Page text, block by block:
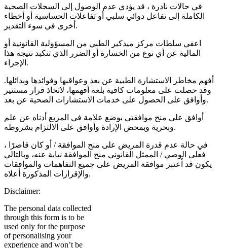
في حالات نادرة ، قد يؤدي عدم الوصول إلى السجلات الصحية
الكاملة إلى تفاعل دوائي سلبي أو تفاعلات الحساسية أو أخطاء
أخرى في سوء التقدير.
اعفي سلطات مركز ميدكير الطبي من المسؤولية القانونية أو
المالية عن أي نوع من الخسارة أو الضرر الذي تتكبد نتيجة هذا
الإجراء.
أفهم مخاطر الاستشارة الطبية عن بعد وعواقبها وفوائدها وبدائلها.
وقد حصلت على معلومات كافية بلغة أفهمها، لاتخاذ قرار مستنير
وأوافق على الحصول على خدمات الاستشارات الصحية عن بعد.
أوافق على منح موافقتي بوضع علامة في المربع أدناه عن علم
وبحرية وبمحض الإرادة وأوافق على الالتزام بشروطه.
في حالة عدم قدرة المريض على منح الموافقة / أو كان قاصرًا ،
فعلى الوصي / الممثل القانوني منح الموافقة نيابة عنه، وبالتالي
يكون قد اُعتبر موافقة المريض على جميع التفاهمات والموافقات
والإقرارات المذكورة أعلاه.
Disclaimer:
The personal data collected
through this form is to be
used only for the purpose
of personalising your
experience and won’t be